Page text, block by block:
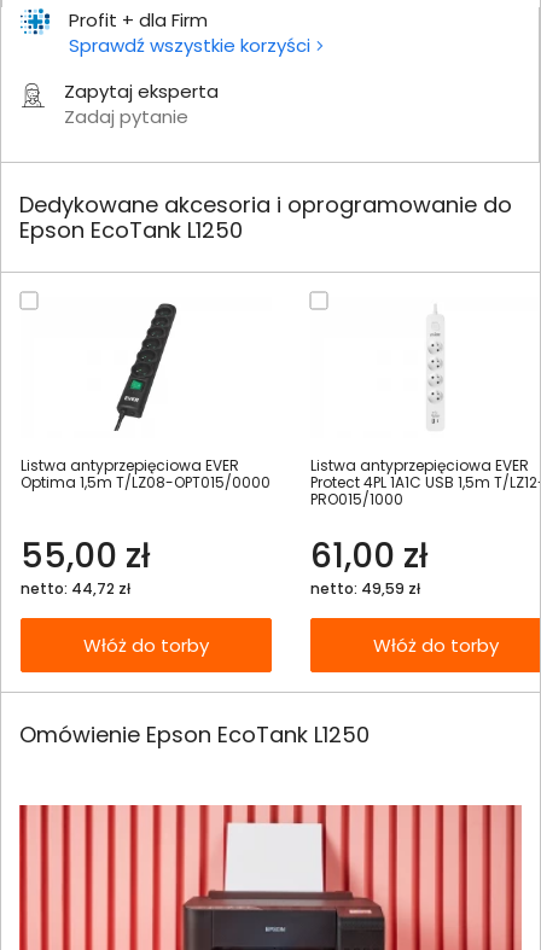
Profit + dla Firm
Sprawdź wszystkie korzyści
Zapytaj eksperta
Zadaj pytanie
Dedykowane akcesoria i oprogramowanie do
Epson EcoTank L1250
Listwa antyprzepięciowa EVER
Optima 1,5m T/LZ08-OPT015/0000
55,00 zł
netto: 44,72 zł
Włóż do torby
Listwa antyprzepięciowa EVER
Protect 4PL 1A1C USB 1,5m T/
PRO015/1000
61,00 zł
netto: 49,59 zł
Włóż do torby
Omówienie Epson EcoTank L1250